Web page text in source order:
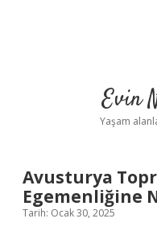
Evin
Yaşam
Avusturya
Egemenliğine
Tarih: Ocak 30, 2025